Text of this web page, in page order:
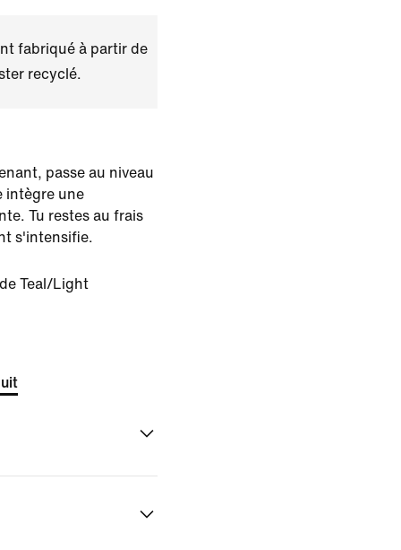
fabriqué à partir de
recyclé.
passe au niveau
intègre une
Tu restes au frais
s'intensifie.
Teal/Light